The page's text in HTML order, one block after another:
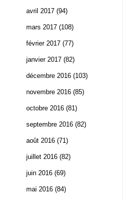
avril 2017 (94)
mars 2017 (108)
février 2017 (77)
janvier 2017 (82)
décembre 2016 (103)
novembre 2016 (85)
octobre 2016 (81)
septembre 2016 (82)
août 2016 (71)
juillet 2016 (82)
juin 2016 (69)
mai 2016 (84)